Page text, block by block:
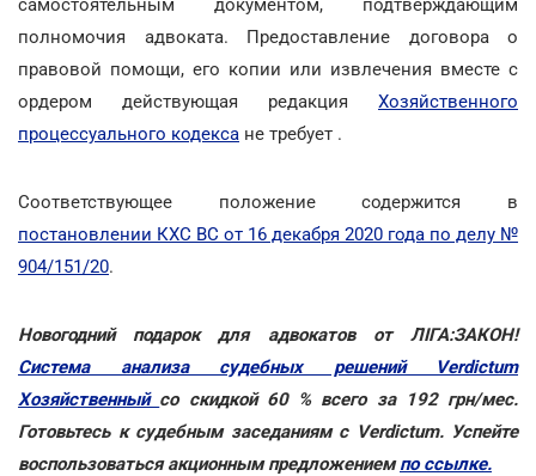
самостоятельным документом, подтверждающим
полномочия адвоката. Предоставление договора о
правовой помощи, его копии или извлечения вместе с
ордером действующая редакция Хозяйственного
процессуального кодекса не требует .
Соответствующее положение содержится в
постановлении КХС ВС от 16 декабря 2020 года по делу №
904/151/20.
Новогодний подарок для адвокатов от ЛІГА:ЗАКОН!
Система анализа судебных решений Verdictum
Хозяйственный со скидкой 60 % всего за 192 грн/мес.
Готовьтесь к судебным заседаниям с Verdictum. Успейте
воспользоваться акционным предложениемпо ссылке.